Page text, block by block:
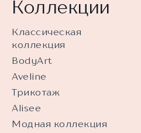
Коллекции
Классическая
коллекция
BodyArt
Aveline
Трикотаж
Alisee
Модная коллекция